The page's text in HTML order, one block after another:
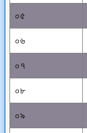
০৫
০৬
০৭
০৮
০৯